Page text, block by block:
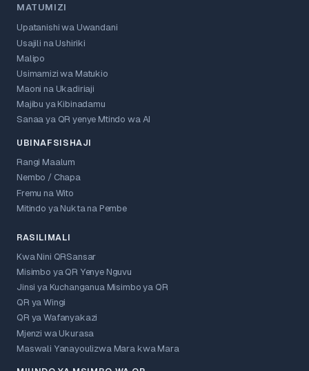
MATUMIZI
Upatanishi wa Uwandani
Usajili na Ushiriki
Malipo
Usimamizi wa Matukio
Maoni na Ukadiriaji
Majibu ya Kibinadamu
Sanaa ya QR yenye Mtindo wa AI
UBINAFSISHAJI
Rangi Maalum
Nembo / Chapa
Fremu na Wito
Mitindo ya Nukta na Pembe
RASILIMALI
Kwa Nini QRSansar
Misimbo ya QR Yenye Nguvu
Jinsi ya Kuchanganua Misimbo ya QR
QR ya Wingi
QR ya Wafanyakazi
Mjenzi wa Ukurasa
Maswali Yanayoulizwa Mara kwa Mara